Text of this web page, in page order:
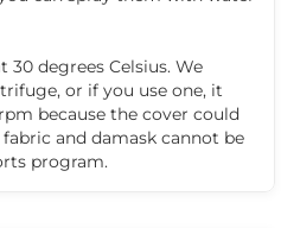
30 degrees Celsius. We
or if you use one, it
because the cover could
and damask cannot be
program.